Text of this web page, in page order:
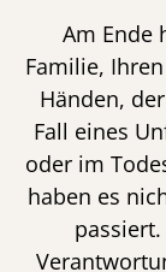
Am Ende
Familie, Ihren
Händen,
Fall eines
oder im
haben es